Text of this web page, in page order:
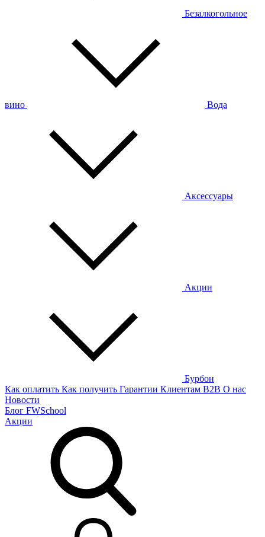
Безалкогольное
вино Вода
Аксессуары
Акции
Бурбон
Как оплатить Как получить Гарантии Клиентам B2B О нас
Новости
Блог FWSchool
Акции